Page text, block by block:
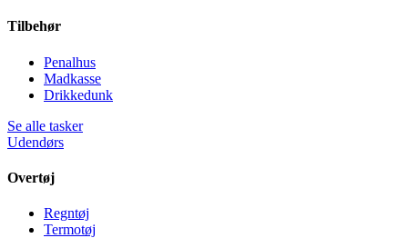
Tilbehør
Penalhus
Madkasse
Drikkedunk
Se alle tasker
Udendørs
Overtøj
Regntøj
Termotøj